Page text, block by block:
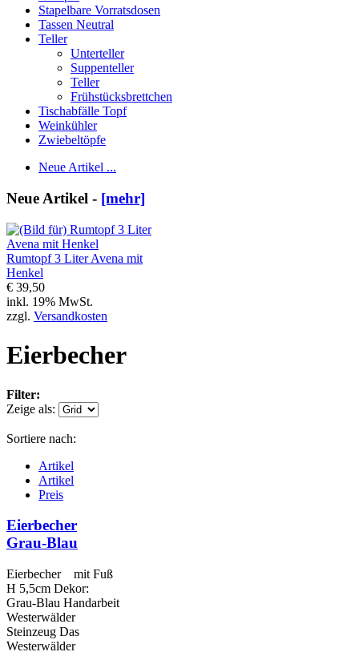
Stapelbare Vorratsdosen
Tassen Neutral
Teller
Unterteller
Suppenteller
Teller
Frühstücksbrettchen
Tischabfälle Topf
Weinkühler
Zwiebeltöpfe
Neue Artikel ...
Neue Artikel - [mehr]
Rumtopf 3 Liter Avena mit
Henkel
€ 39,50
inkl. 19% MwSt.
zzgl. Versandkosten
Eierbecher
Filter:
Zeige als:
Sortiere nach:
Artikel
Artikel
Preis
Eierbecher
Grau-Blau
Eierbecher mit Fuß
H 5,5cm Dekor:
Grau-Blau Handarbeit
Westerwälder
Steinzeug Das
Westerwälder